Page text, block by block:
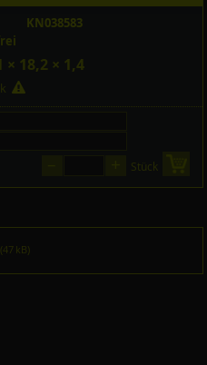
KN038583
× 18,2 × 1,4
Stück
(47 kB)